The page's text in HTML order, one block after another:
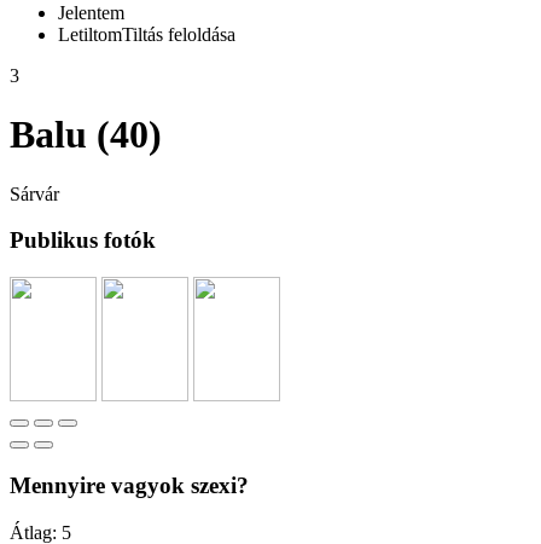
Jelentem
LetiltomTiltás feloldása
3
Balu (40)
Sárvár
Publikus fotók
Mennyire vagyok szexi?
Átlag: 5